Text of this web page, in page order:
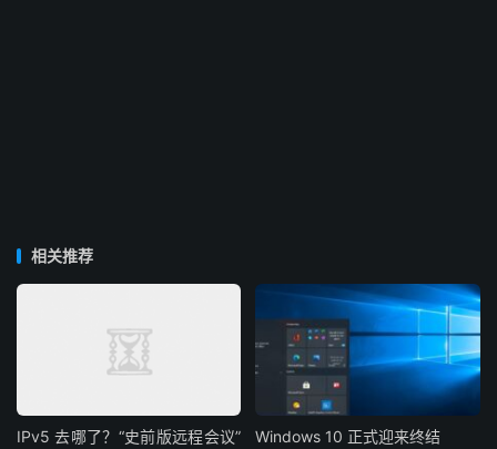
相关推荐
IPv5 去哪了？“史前版远程会议”
Windows 10 正式迎来终结